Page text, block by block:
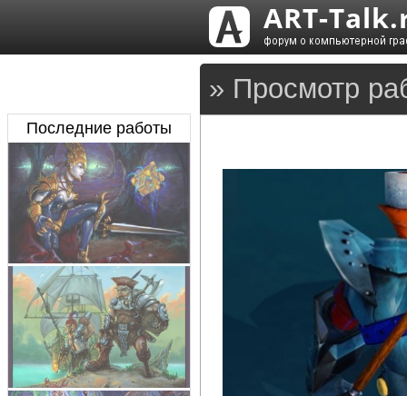
» Просмотр
Последние работы